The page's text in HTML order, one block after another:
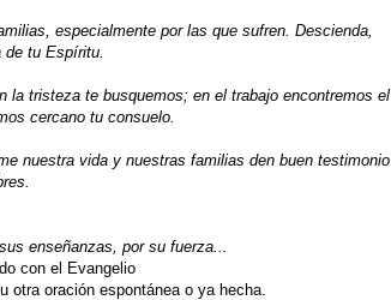
especialmente por las que sufren. Descienda,
tu Espíritu.
la tristeza te busquemos; en el trabajo encontremos el
cercano tu consuelo.
nuestra vida y nuestras familias den buen testimonio
enseñanzas, por su fuerza...
con el Evangelio
oración espontánea o ya hecha.